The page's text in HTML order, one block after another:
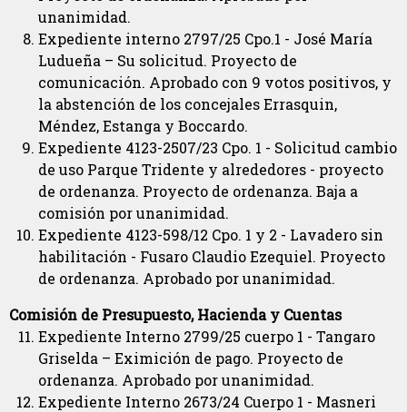
unanimidad.
Expediente interno 2797/25 Cpo.1 - José María
Ludueña – Su solicitud. Proyecto de
comunicación. Aprobado con 9 votos positivos, y
la abstención de los concejales Errasquin,
Méndez, Estanga y Boccardo.
Expediente 4123-2507/23 Cpo. 1 - Solicitud cambio
de uso Parque Tridente y alrededores - proyecto
de ordenanza. Proyecto de ordenanza. Baja a
comisión por unanimidad.
Expediente 4123-598/12 Cpo. 1 y 2 - Lavadero sin
habilitación - Fusaro Claudio Ezequiel. Proyecto
de ordenanza. Aprobado por unanimidad.
Comisión de Presupuesto, Hacienda y Cuentas
Expediente Interno 2799/25 cuerpo 1 - Tangaro
Griselda – Eximición de pago. Proyecto de
ordenanza. Aprobado por unanimidad.
Expediente Interno 2673/24 Cuerpo 1 - Masneri